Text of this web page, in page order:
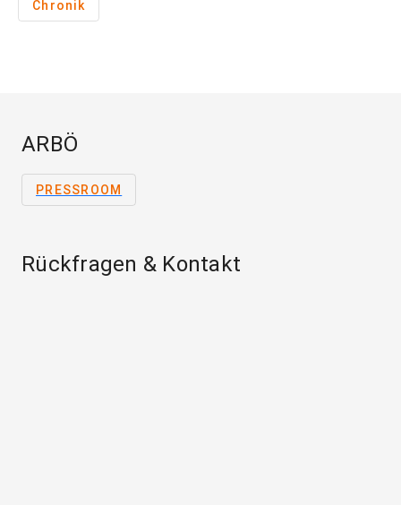
Chronik
ARBÖ
PRESSROOM
Rückfragen & Kontakt